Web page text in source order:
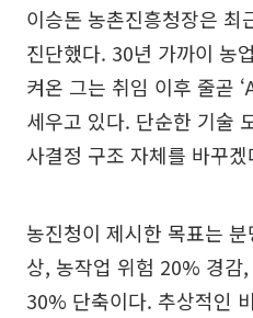
이승돈 농촌진흥청장은 최
진단했다. 30년 가까이 농
켜온 그는 취임 이후 줄곧
세우고 있다. 단순한 기술
사결정 구조 자체를 바꾸
농진청이 제시한 목표는
상, 농작업 위험 20% 경감
30% 단축이다. 추상적인